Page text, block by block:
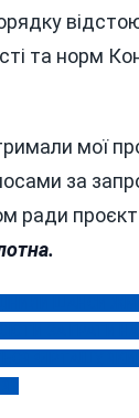
та норм
мої
за
ради проєкт